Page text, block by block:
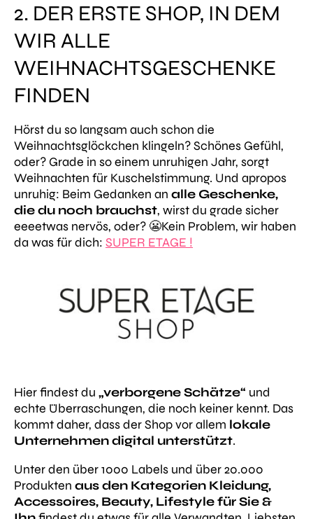
2. DER ERSTE SHOP, IN DEM
WIR ALLE
WEIHNACHTSGESCHENKE
FINDEN
Hörst du so langsam auch schon die
Weihnachtsglöckchen klingeln? Schönes Gefühl,
oder? Grade in so einem unruhigen Jahr, sorgt
Weihnachten für Kuschelstimmung. Und apropos
unruhig: Beim Gedanken an alle Geschenke,
die du noch brauchst, wirst du grade sicher
eeeetwas nervös, oder? 😬Kein Problem, wir haben
da was für dich: SUPER ETAGE !
Hier findest du „verborgene Schätze“ und
echte Überraschungen, die noch keiner kennt. Das
kommt daher, dass der Shop vor allem lokale
Unternehmen digital unterstützt.
Unter den über 1000 Labels und über 20.000
Produkten aus den Kategorien Kleidung,
Accessoires, Beauty, Lifestyle für Sie &